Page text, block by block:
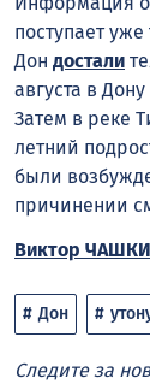
поступает
Дон достали
августа в
Затем в реке
летний
были
причинении
Виктор
Дон
Следите за